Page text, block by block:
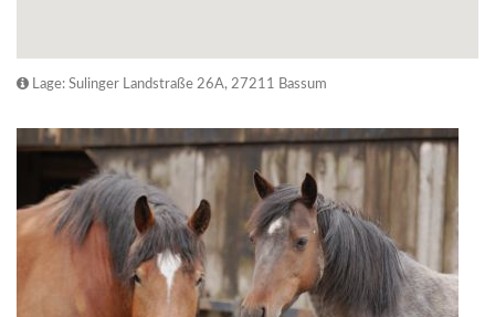
Lage: Sulinger Landstraße 26A, 27211 Bassum